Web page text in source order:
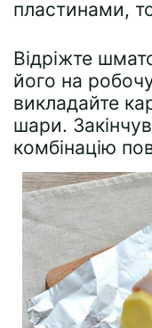
пластинами,
Відріжте
його на
викладайте
шари.
комбінацію